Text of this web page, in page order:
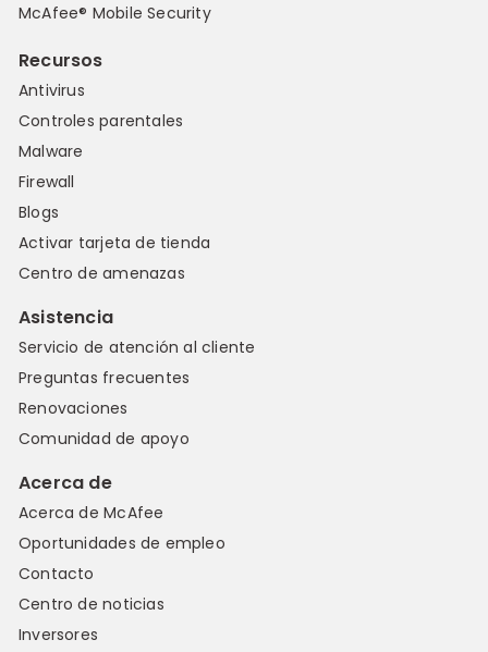
McAfee® Mobile Security
Recursos
Antivirus
Controles parentales
Malware
Firewall
Blogs
Activar tarjeta de tienda
Centro de amenazas
Asistencia
Servicio de atención al cliente
Preguntas frecuentes
Renovaciones
Comunidad de apoyo
Acerca de
Acerca de McAfee
Oportunidades de empleo
Contacto
Centro de noticias
Inversores